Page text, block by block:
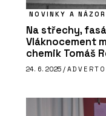
NOVINKY A
Na střechy,
Vláknocement
chemik Tomáš
24. 6. 2025 /